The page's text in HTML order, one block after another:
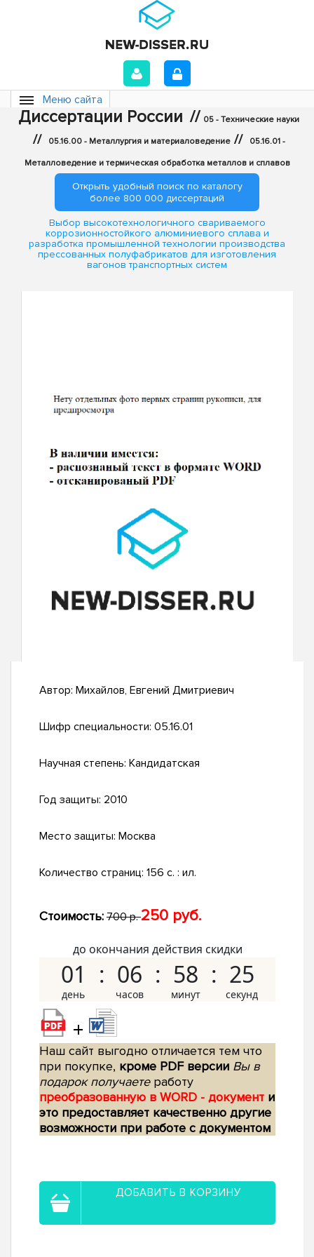
Меню сайта
Диссертации России // 05 - Технические науки
// 05.16.00 - Металлургия и материаловедение // 05.16.01 -
Металловедение и термическая обработка металлов и сплавов
Открыть удобный поиск по каталогу
более 800 000 диссертаций
Выбор высокотехнологичного свариваемого
коррозионностойкого алюминиевого сплава и
разработка промышленной технологии производства
прессованных полуфабрикатов для изготовления
вагонов транспортных систем
Автор: Михайлов, Евгений Дмитриевич
Шифр специальности: 05.16.01
Научная степень: Кандидатская
Год защиты: 2010
Место защиты: Москва
Количество страниц: 156 с. : ил.
Стоимость: 700 р.250 руб.
до окончания действия скидки
01 06 58 24
+
Наш сайт выгодно отличается тем что
при покупке, кроме PDF версии Вы в
подарок получаетеработу
преобразованную в WORD - документ и
это предоставляет качественно другие
возможности при работе с документом
ДОБАВИТЬ В КОРЗИНУ